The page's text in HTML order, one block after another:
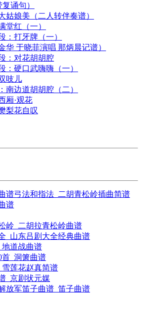
诵句）
姑娘美（二人转伴奏谱）
堂红（一）
：打牙牌（一）
华 于晓菲演唱 那炳晨记谱）
：对花胡胡腔
：硬口武嗨嗨（一）
吱儿
南边道胡胡腔（二）
厢·观花
梨花自叹
谱弓法和指法_二胡青松岭插曲简谱
谱
岭_二胡拉青松岭曲谱
_山东吕剧大全经典曲谱
道战曲谱
首_洞箫曲谱
莲花赵真简谱
_京剧状元媒
放军笛子曲谱_笛子曲谱